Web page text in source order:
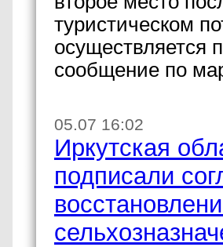
туристическом
осуществляется
сообщение по
05.07 16:02
Иркутская
подписали